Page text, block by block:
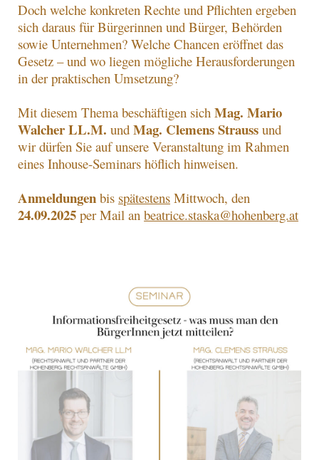
Doch welche konkreten Rechte und Pflichten ergeben
sich daraus für Bürgerinnen und Bürger, Behörden
sowie Unternehmen? Welche Chancen eröffnet das
Gesetz – und wo liegen mögliche Herausforderungen
in der praktischen Umsetzung?
Mit diesem Thema beschäftigen sichMag. Mario
Walcher LL.M.undMag. Clemens Strauss und
wir dürfen Sie auf unsere Veranstaltung im Rahmen
eines Inhouse-Seminars höflich hinweisen.
Anmeldungen bis spätestens Mittwoch, den
24.09.2025 per Mail anbeatrice.staska@hohenberg.at